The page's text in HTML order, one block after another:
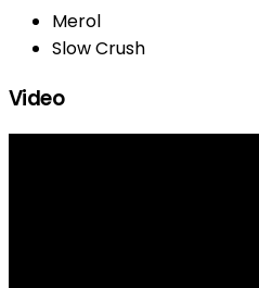
Merol
Slow Crush
Video